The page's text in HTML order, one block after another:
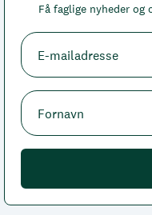
Få faglige nyheder og